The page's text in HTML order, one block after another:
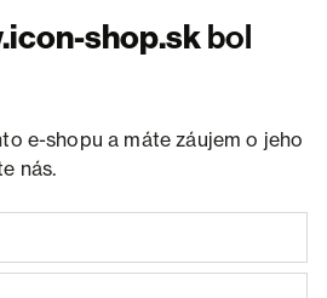
shop.skbol
e-shopu a máte záujem o jeho
nás.